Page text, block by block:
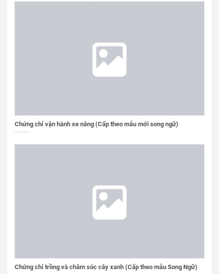
Chứng chỉ vận hành xe nâng (Cấp theo mẫu mới song ngữ)
Chứng chỉ trồng và chăm sóc cây xanh (Cấp theo mẫu Song Ngữ)